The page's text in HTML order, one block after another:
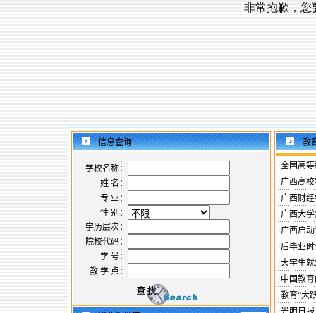
信息查询
学校名称：
姓 名：
专 业：
性 别：
学历层次：
院校代码：
学 号：
教 学 点：
教
·全国高
·广西高
·广西财
·广西大
·广西启
·后毕业
·大学生
·中国教
·教育“大